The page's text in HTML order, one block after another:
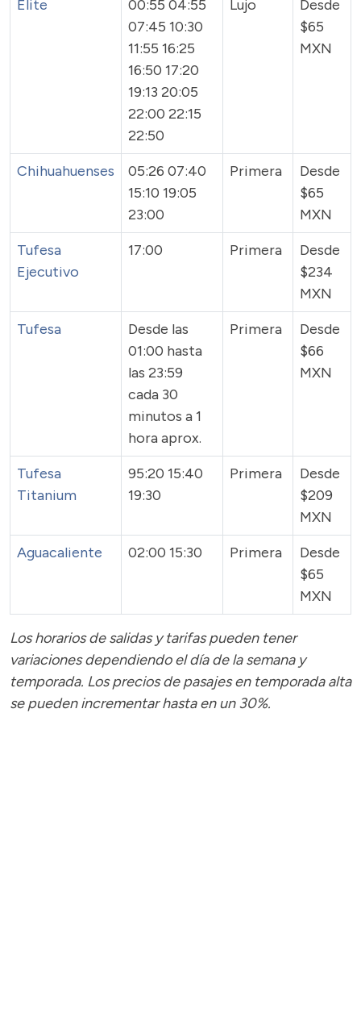
Elite
00:55 04:55
07:45 10:30
11:55 16:25
16:50 17:20
19:13 20:05
22:00 22:15
22:50
Lujo
Desde
$65
MXN
Chihuahuenses
05:26 07:40
15:10 19:05
23:00
Primera
Desde
$65
MXN
Tufesa
Ejecutivo
17:00 Primera
Desde
$234
MXN
Tufesa
Desde las
01:00 hasta
las 23:59
cada 30
minutos a 1
hora aprox.
Primera
Desde
$66
MXN
Tufesa
Titanium
95:20 15:40
19:30
Primera
Desde
$209
MXN
Aguacaliente
02:00 15:30 Primera
Desde
$65
MXN
Los horarios de salidas y tarifas pueden tener
variaciones dependiendo el día de la semana y
temporada. Los precios de pasajesen temporada alta
se pueden incrementar hasta en un 30%.